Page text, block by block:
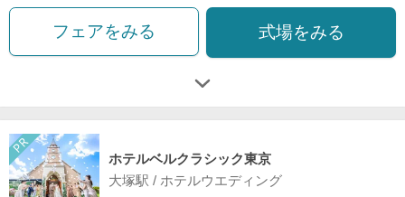
フェアをみる 式場をみる
ホテルベルクラシック東京
大塚駅 / ホテルウエディング